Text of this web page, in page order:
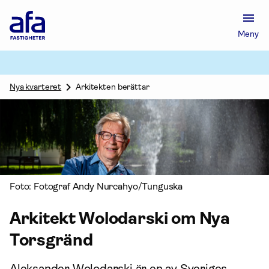
Försäkring
startsidan
Meny
Nya kvarteret Arkitekten berättar
Foto: Fotograf Andy Nurcahyo/Tunguska
Arkitekt Wolodarski om Nya
Torsgränd